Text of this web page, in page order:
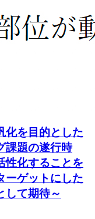
化を目的とした
課題の遂行時
性化することを
ゲットにした
して期待～